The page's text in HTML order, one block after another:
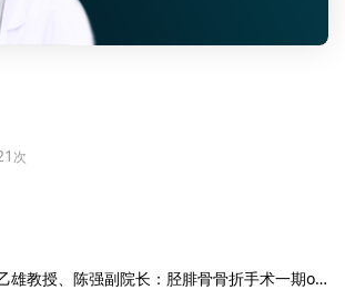
次
教授、陈强副院长：胫腓骨骨折手术一期or二期